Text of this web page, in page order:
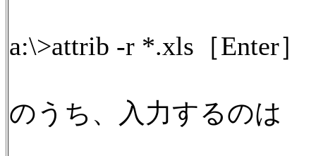
a:\>attrib -r *.xls［Enter］
のうち、入力するのは